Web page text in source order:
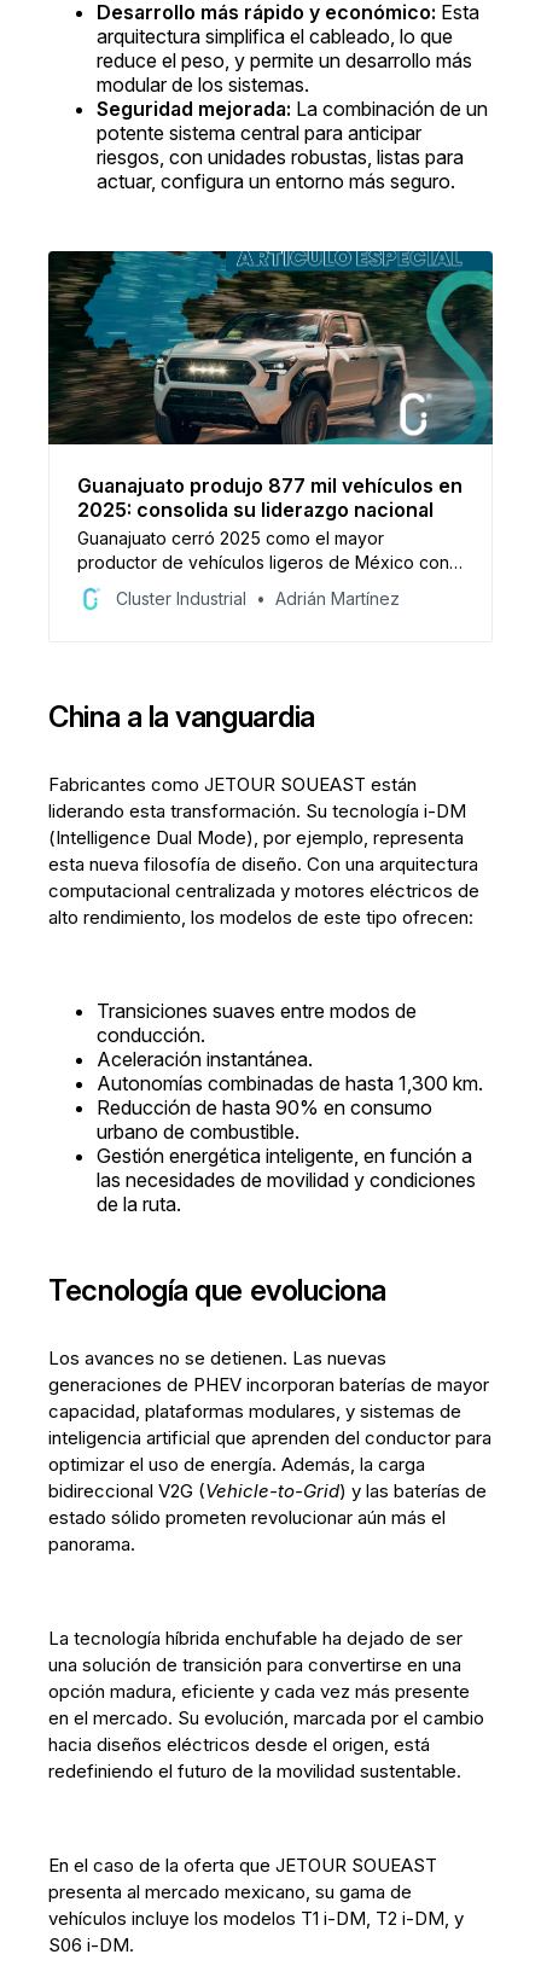
Desarrollo más rápido y económico: Esta
arquitectura simplifica el cableado, lo que
reduce el peso, y permite un desarrollo más
modular de los sistemas.
Seguridad mejorada: La combinación de un
potente sistema central para anticipar
riesgos, con unidades robustas, listas para
actuar, configura un entorno más seguro.
Guanajuato produjo 877 mil vehículos en
2025: consolida su liderazgo nacional
Guanajuato cerró 2025 como el mayor
productor de vehículos ligeros de México con
877,463 unidades y 22.1% del total nacional.
Toyota lideró el crecimiento y los modelos
Cluster Industrial Adrián Martínez
China a la vanguardia
Fabricantes como JETOUR SOUEAST están
liderando esta transformación. Su tecnología i-DM
(Intelligence Dual Mode), por ejemplo, representa
esta nueva filosofía de diseño. Con una arquitectura
computacional centralizada y motores eléctricos de
alto rendimiento, los modelos de este tipo ofrecen:
Transiciones suaves entre modos de
conducción.
Aceleración instantánea.
Autonomías combinadas de hasta 1,300 km.
Reducción de hasta 90% en consumo
urbano de combustible.
Gestión energética inteligente, en función a
las necesidades de movilidad y condiciones
de la ruta.
Tecnología que evoluciona
Los avances no se detienen. Las nuevas
generaciones de PHEV incorporan baterías de mayor
capacidad, plataformas modulares, y sistemas de
inteligencia artificial que aprenden del conductor para
optimizar el uso de energía. Además, la carga
bidireccional V2G (Vehicle-to-Grid) y las baterías de
estado sólido prometen revolucionar aún más el
panorama.
La tecnología híbrida enchufable ha dejado de ser
una solución de transición para convertirse en una
opción madura, eficiente y cada vez más presente
en el mercado. Su evolución, marcada por el cambio
hacia diseños eléctricos desde el origen, está
redefiniendo el futuro de la movilidad sustentable.
En el caso de la oferta que JETOUR SOUEAST
presenta al mercado mexicano, su gama de
vehículos incluye los modelos T1 i-DM, T2 i-DM, y
S06 i-DM.